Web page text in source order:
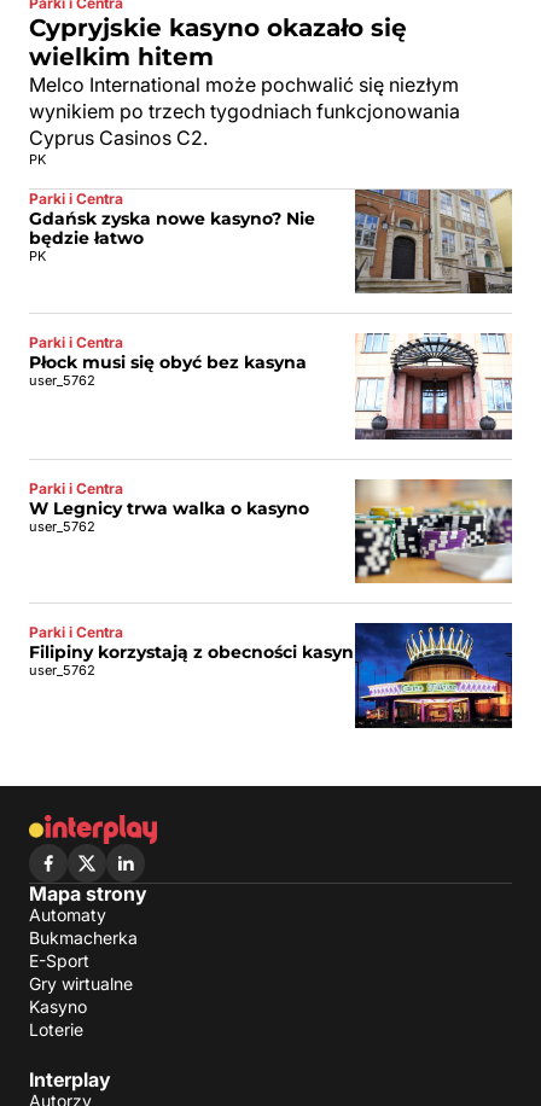
Cypryjskie kasyno okazało się
wielkim hitem
Melco International może pochwalić się niezłym
wynikiem po trzech tygodniach funkcjonowania
Cyprus Casinos C2.
PK
Parki i Centra
Gdańsk zyska nowe kasyno? Nie
będzie łatwo
PK
Parki i Centra
Płock musi się obyć bez kasyna
user_5762
Parki i Centra
W Legnicy trwa walka o kasyno
user_5762
Parki i Centra
Filipiny korzystają z obecności kasyn
user_5762
Mapa strony
Automaty
Bukmacherka
E-Sport
Gry wirtualne
Kasyno
Loterie
Interplay
Autorzy